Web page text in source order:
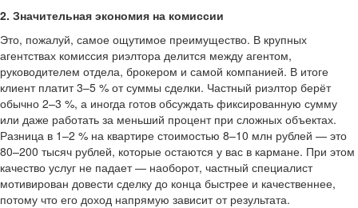
2. Значительная экономия на комиссии
Это, пожалуй, самое ощутимое преимущество. В крупных
агентствах комиссия риэлтора делится между агентом,
руководителем отдела, брокером и самой компанией. В итоге
клиент платит 3–5 % от суммы сделки. Частный риэлтор берёт
обычно 2–3 %, а иногда готов обсуждать фиксированную сумму
или даже работать за меньший процент при сложных объектах.
Разница в 1–2 % на квартире стоимостью 8–10 млн рублей — это
80–200 тысяч рублей, которые остаются у вас в кармане. При этом
качество услуг не падает — наоборот, частный специалист
мотивирован довести сделку до конца быстрее и качественнее,
потому что его доход напрямую зависит от результата.